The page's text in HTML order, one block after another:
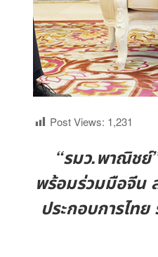
Post Views: 1,231
“รมว.พาณิชย์
พร้อมร่วมมือจีน
ประกอบการไท